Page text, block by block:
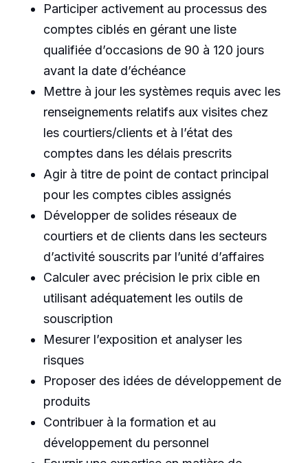
Participer activement au processus des
comptes ciblés en gérant une liste
qualifiée d’occasions de 90 à 120 jours
avant la date d’échéance
Mettre à jour les systèmes requis avec les
renseignements relatifs aux visites chez
les courtiers/clients et à l’état des
comptes dans les délais prescrits
Agir à titre de point de contact principal
pour les comptes cibles assignés
Développer de solides réseaux de
courtiers et de clients dans les secteurs
d’activité souscrits par l’unité d’affaires
Calculer avec précision le prix cible en
utilisant adéquatement les outils de
souscription
Mesurer l’exposition et analyser les
risques
Proposer des idées de développement de
produits
Contribuer à la formation et au
développement du personnel